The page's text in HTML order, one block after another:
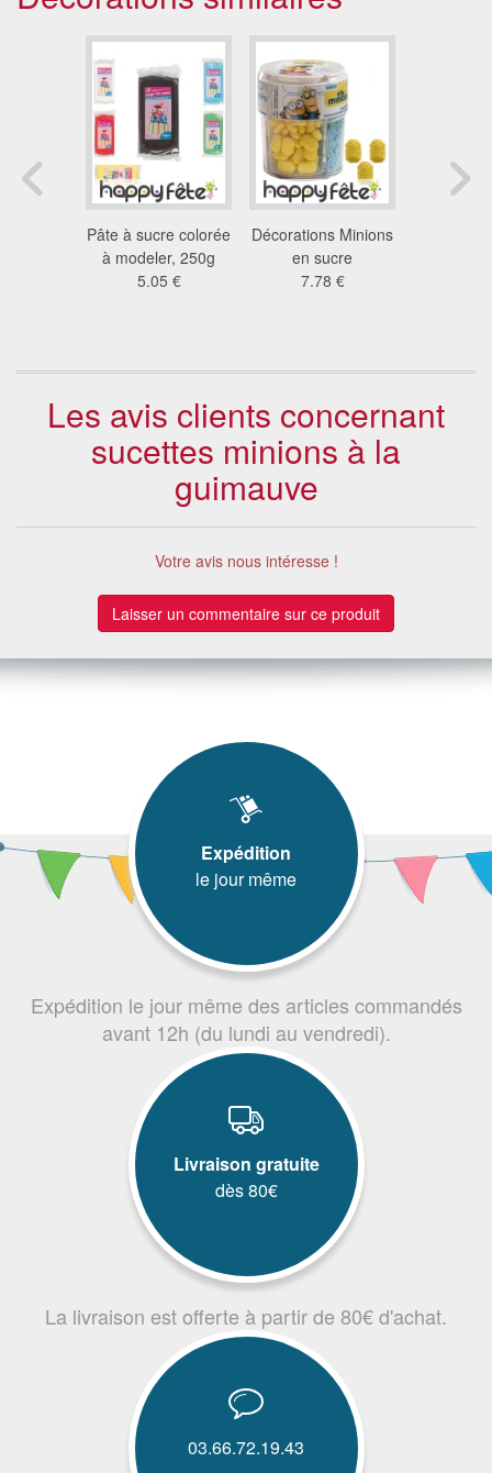
Pâte à sucre colorée
à modeler, 250g
5.05 €
Décorations Minions
en sucre
7.78 €
Les avis clients concernant
sucettes minions à la
guimauve
Votre avis nous intéresse !
Laisser un commentaire sur ce produit
Expédition
le jour même
Expédition le jour même des articles commandés
avant 12h (du lundi au vendredi).
Livraison gratuite
dès 80€
La livraison est offerte à partir de 80€ d'achat.
03.66.72.19.43